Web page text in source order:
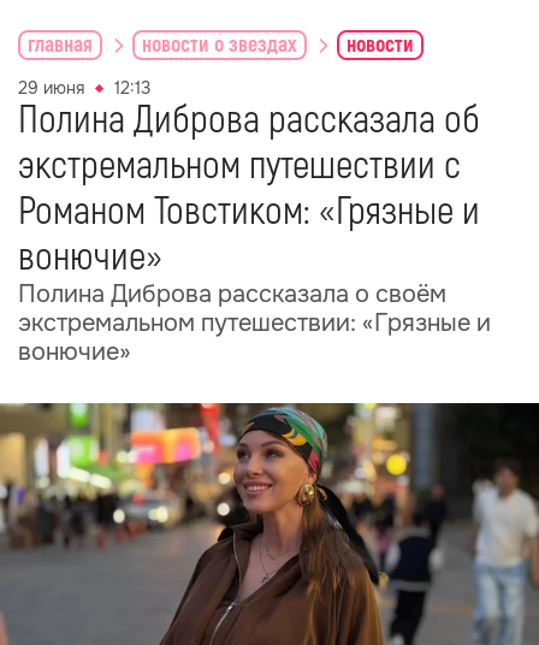
главная новости о звездах новости
29 июня 12:13
Полина Диброва рассказала об
экстремальном путешествии с
Романом Товстиком: «Грязные и
вонючие»
Полина Диброва рассказала о своём
экстремальном путешествии: «Грязные и
вонючие»